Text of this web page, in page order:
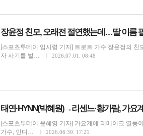
장윤정 친모, 오래전 절연했는데…딸 이름
[스포츠투데이 임시령 기자] 트로트 가수 장윤정의
자 사기를 벌…
2026.07.01. 08:48
태연·HYNN(박혜원)→리센느·황가람, 가요
[스포츠투데이 윤혜영 기자] 가요계에 리메이크 열풍
가수, 인디…
2026.06.30. 17:21